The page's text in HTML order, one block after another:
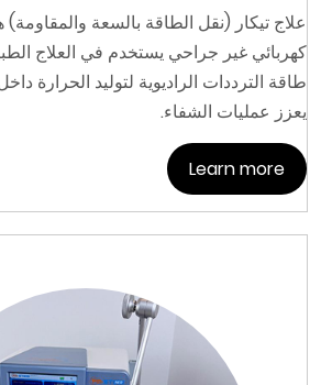
علاج تيكار (نقل الطاقة بالسعة
كهربائي غير جراحي يستخدم في العلاج
طاقة الترددات الراديوية لتوليد الحرارة
يعزز عمليات الشفاء.
Learn more